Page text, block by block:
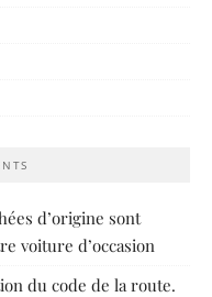
d’origine sont
voiture d’occasion
du code de la route.